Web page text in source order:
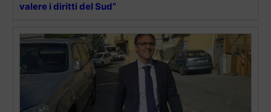
valere i diritti del Sud”